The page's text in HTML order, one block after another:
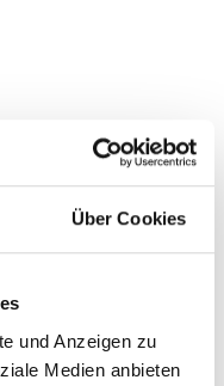
Über Cookies
und Anzeigen zu
Medien anbieten
Tage